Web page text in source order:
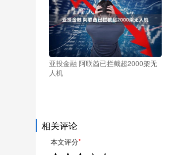
亚投金融 阿联酋已拦截超2000架无
人机
相关评论
本文评分*